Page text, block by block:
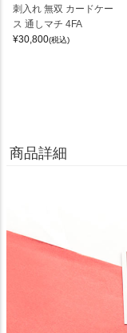
刺入れ 無双 カードケー
ス 通しマチ 4FA
¥30,800(税込)
商品詳細